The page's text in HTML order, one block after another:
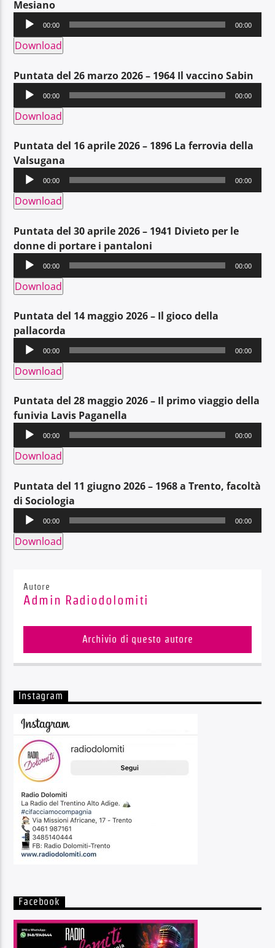
Mesiano
Audio
Player
00:00 00:00
Download
Puntata del 26 marzo 2026 – 1964 Il vaccino Sabin
Audio
Player
00:00 00:00
Download
Puntata del 16 aprile 2026 – 1896 La ferrovia della
Valsugana
Audio
Player
00:00 00:00
Download
Puntata del 30 aprile 2026 – 1941 Divieto per le
donne di portare i pantaloni
Audio
Player
00:00 00:00
Download
Puntata del 14 maggio 2026 – Il gioco della
pallacorda
Audio
Player
00:00 00:00
Download
Puntata del 28 maggio 2026 – Il primo viaggio della
funivia Lavis Paganella
Audio
Player
00:00 00:00
Download
Puntata del 11 giugno 2026 – 1968 a Trento, facoltà
di Sociologia
Audio
Player
00:00 00:00
Download
Autore
Admin Radiodolomiti
Archivio di questo autore
Instagram
Facebook